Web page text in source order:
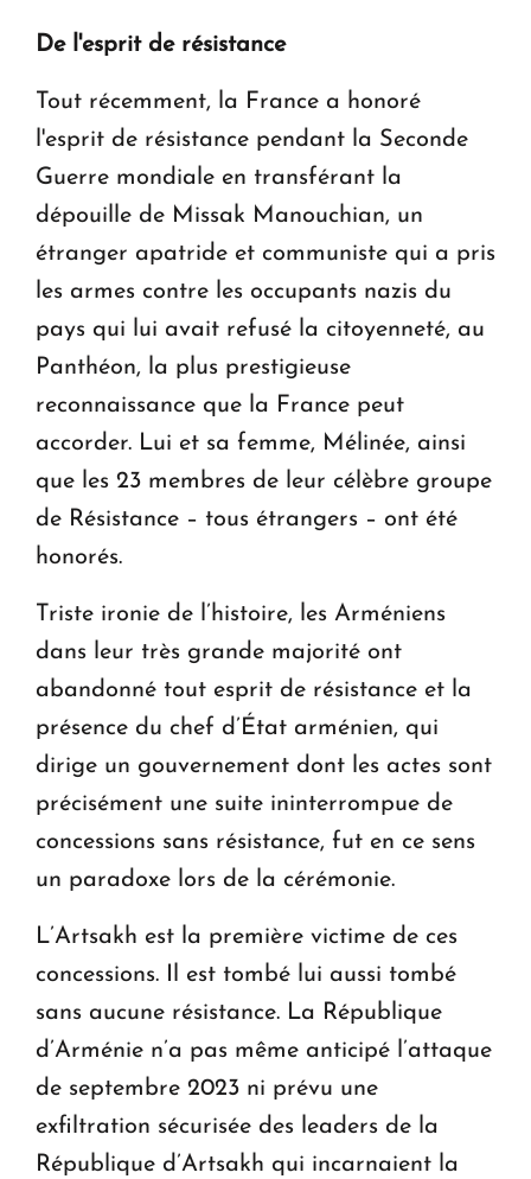
De l'esprit de résistance
Tout récemment, la France a honoré
l'esprit de résistance pendant la Seconde
Guerre mondiale en transférant la
dépouille de Missak Manouchian, un
étranger apatride et communiste qui a pris
les armes contre les occupants nazis du
pays qui lui avait refusé la citoyenneté, au
Panthéon, la plus prestigieuse
reconnaissance que la France peut
accorder. Lui et sa femme, Mélinée, ainsi
que les 23 membres de leur célèbre groupe
de Résistance – tous étrangers – ont été
honorés.
Triste ironie de l’histoire, les Arméniens
dans leur très grande majorité ont
abandonné tout esprit de résistance et la
présence du chef d’État arménien, qui
dirige un gouvernement dont les actes sont
précisément une suite ininterrompue de
concessions sans résistance, fut en ce sens
un paradoxe lors de la cérémonie.
L’Artsakh est la première victime de ces
concessions. Il est tombé lui aussi tombé
sans aucune résistance. La République
d’Arménie n’a pas même anticipé l’attaque
de septembre 2023 ni prévu une
exfiltration sécurisée des leaders de la
République d’Artsakh qui incarnaient la